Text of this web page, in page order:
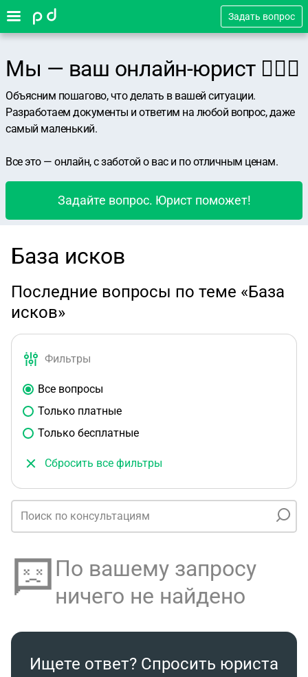
Задать вопрос
Мы — ваш онлайн-юрист 👨🏻‍⚖️
Объясним пошагово, что делать в вашей ситуации.
Разработаем документы и ответим на любой вопрос, даже
самый маленький.
Все это — онлайн, с заботой о вас и по отличным ценам.
Задайте вопрос. Юрист поможет!
База исков
Последние вопросы по теме «База
исков»
Фильтры
Все вопросы
Только платные
Только бесплатные
Сбросить все фильтры
По вашему запросу
ничего не найдено
Ищете ответ? Спросить юриста